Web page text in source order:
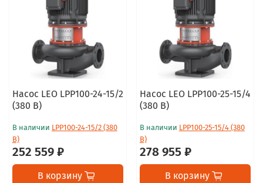
Насос LEO LPP100-24-15/2
(380 В)
В наличии LPP100-24-15/2 (380
В)
252 559 ₽
В корзину
Насос LEO LPP100-25-15/4
(380 В)
В наличии LPP100-25-15/4 (380
В)
278 955 ₽
В корзину